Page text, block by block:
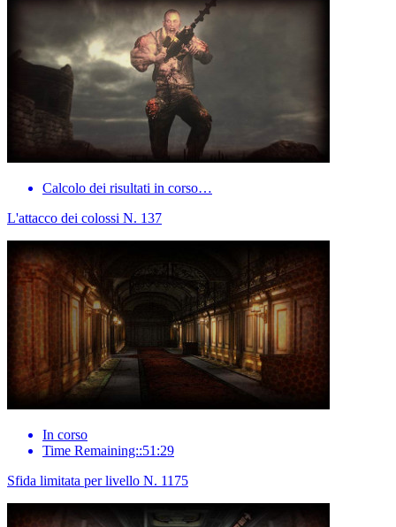
Calcolo dei risultati in corso…
L'attacco dei colossi N. 137
In corso
Time Remaining::51:29
Sfida limitata per livello N. 1175